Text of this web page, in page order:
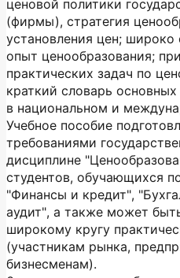
ценовой политики
(фирмы), стратегия
установления цен;
опыт ценообразования;
практических задач по
краткий словарь
в национальном и
Учебное пособие
требованиями
дисциплине
студентов, обучающихся
"Финансы и кредит",
аудит", а также может
широкому кругу
(участникам рынка,
бизнесменам).